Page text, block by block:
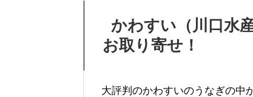
かわすい（川口水
お取り寄せ！
大評判のかわすいのうなぎの中